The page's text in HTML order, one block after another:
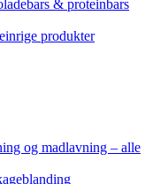
& proteinbars
produkter
og madlavning – alle